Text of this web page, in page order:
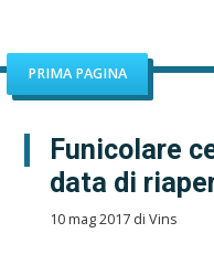
PRIMA PAGINA
Funicolare
data di
10 mag 2017 di Vins